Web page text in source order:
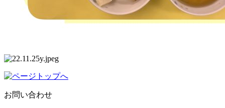
お問い合わせ